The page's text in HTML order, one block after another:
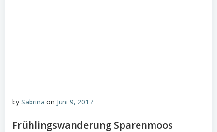
by Sabrina on Juni 9, 2017
Frühlingswanderung Sparenmoos